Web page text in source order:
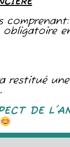
comprenant:
restitué
DE